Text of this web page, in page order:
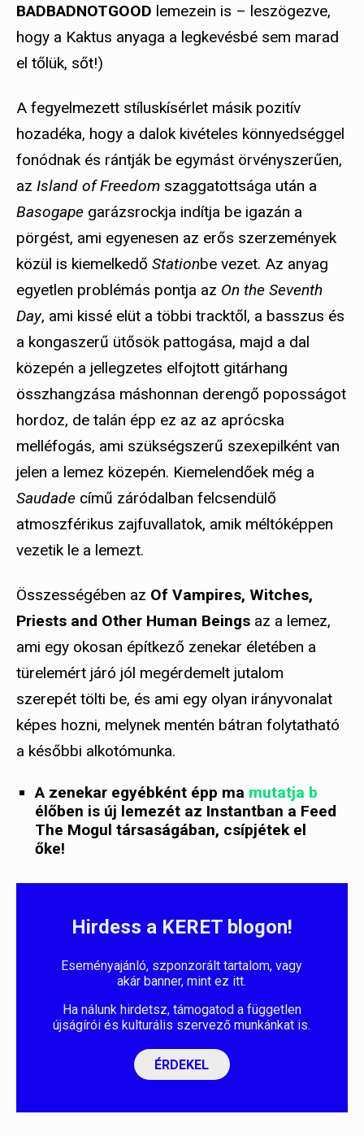
BADBADNOTGOOD lemezein is – leszögezve,
hogy a Kaktus anyaga a legkevésbé sem marad
el tőlük, sőt!)
A fegyelmezett stíluskísérlet másik pozitív
hozadéka, hogy a dalok kivételes könnyedséggel
fonódnak és rántják be egymást örvényszerűen,
az Island of Freedom szaggatottsága után a
Basogape garázsrockja indítja be igazán a
pörgést, ami egyenesen az erős szerzemények
közül is kiemelkedő Stationbe vezet. Az anyag
egyetlen problémás pontja az On the Seventh
Day, ami kissé elüt a többi tracktől, a basszus és
a kongaszerű ütősök pattogása, majd a dal
közepén a jellegzetes elfojtott gitárhang
összhangzása máshonnan derengő poposságot
hordoz, de talán épp ez az az aprócska
melléfogás, ami szükségszerű szexepilként van
jelen a lemez közepén. Kiemelendőek még a
Saudade című záródalban felcsendülő
atmoszférikus zajfuvallatok, amik méltóképpen
vezetik le a lemezt.
Összességében az Of Vampires, Witches,
Priests and Other Human Beings az a lemez,
ami egy okosan építkező zenekar életében a
türelemért járó jól megérdemelt jutalom
szerepét tölti be, és ami egy olyan irányvonalat
képes hozni, melynek mentén bátran folytatható
a későbbi alkotómunka.
A zenekar egyébként épp ma mutatja b
élőben is új lemezét az Instantban a Feed
The Mogul társaságában, csípjétek el
őke!
Hirdess a KERET blogon!
Eseményajánló, szponzorált tartalom, vagy
akár banner, mint ez itt.
Ha nálunk hirdetsz, támogatod a független
újságírói és kulturális szervező munkánkat is.
ÉRDEKEL